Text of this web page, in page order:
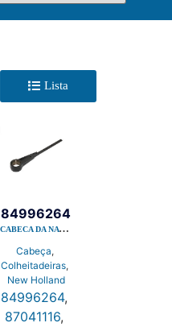
Lista
Cabeça,
Colheitadeiras,
New Holland
CABECA DA NAVALHA 23 PES FERRO FUNDIDO
84996264
84996264,
87041116,